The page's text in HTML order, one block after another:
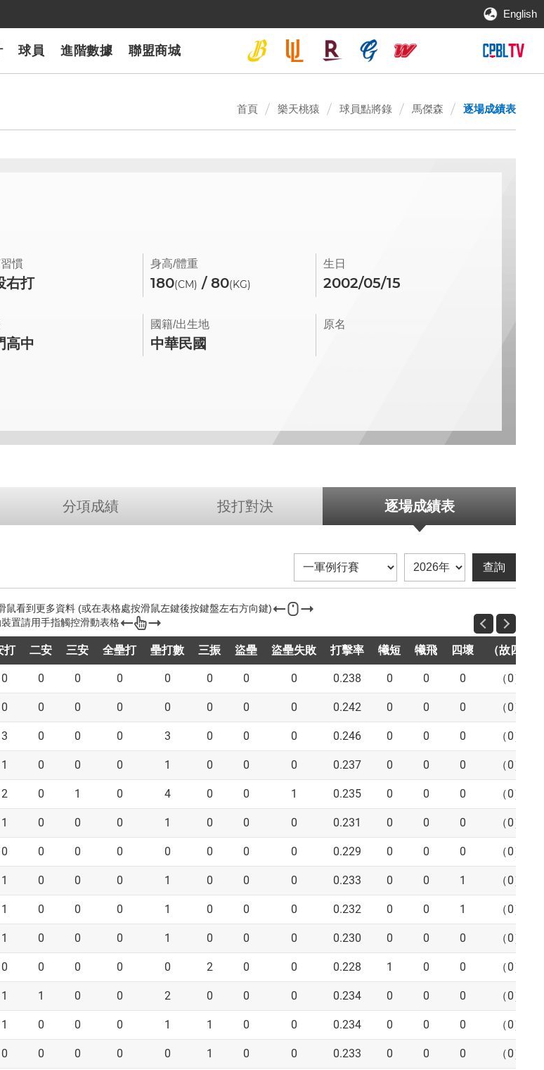
English
球員 進階數據 聯盟商城
首頁 樂天桃猿 球員點將錄 馬傑森 逐場成績表
慣
右打
身高/體重
180(CM) / 80(KG)
生日
2002/05/15
高中
國籍/出生地
中華民國
原名
分項成績 投打對決 逐場成績表
打 二安 三安 全壘打 壘打數 三振 盜壘 盜壘失敗 打擊率 犧短 犧飛 四壞 （故四）
0 0 0 0 0 0 0 0 0.238 0 0 0 （0）
0 0 0 0 0 0 0 0 0.242 0 0 0 （0）
3 0 0 0 3 0 0 0 0.246 0 0 0 （0）
1 0 0 0 1 0 0 0 0.237 0 0 0 （0）
2 0 1 0 4 0 0 1 0.235 0 0 0 （0）
1 0 0 0 1 0 0 0 0.231 0 0 0 （0）
0 0 0 0 0 0 0 0 0.229 0 0 0 （0）
1 0 0 0 1 0 0 0 0.233 0 0 1 （0）
1 0 0 0 1 0 0 0 0.232 0 0 1 （0）
1 0 0 0 1 0 0 0 0.230 0 0 0 （0）
0 0 0 0 0 2 0 0 0.228 1 0 0 （0）
1 1 0 0 2 0 0 0 0.234 0 0 0 （0）
1 0 0 0 1 1 0 0 0.234 0 0 0 （0）
0 0 0 0 0 1 0 0 0.233 0 0 0 （0）